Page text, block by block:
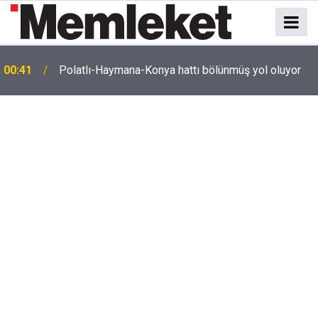
00:41 Polatlı-Haymana-Konya hattı bölünmüş yol oluyor